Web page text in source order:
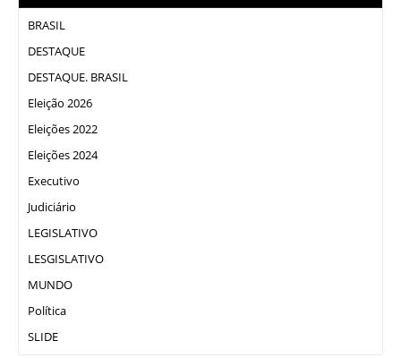
BRASIL
DESTAQUE
DESTAQUE. BRASIL
Eleição 2026
Eleições 2022
Eleições 2024
Executivo
Judiciário
LEGISLATIVO
LESGISLATIVO
MUNDO
Política
SLIDE